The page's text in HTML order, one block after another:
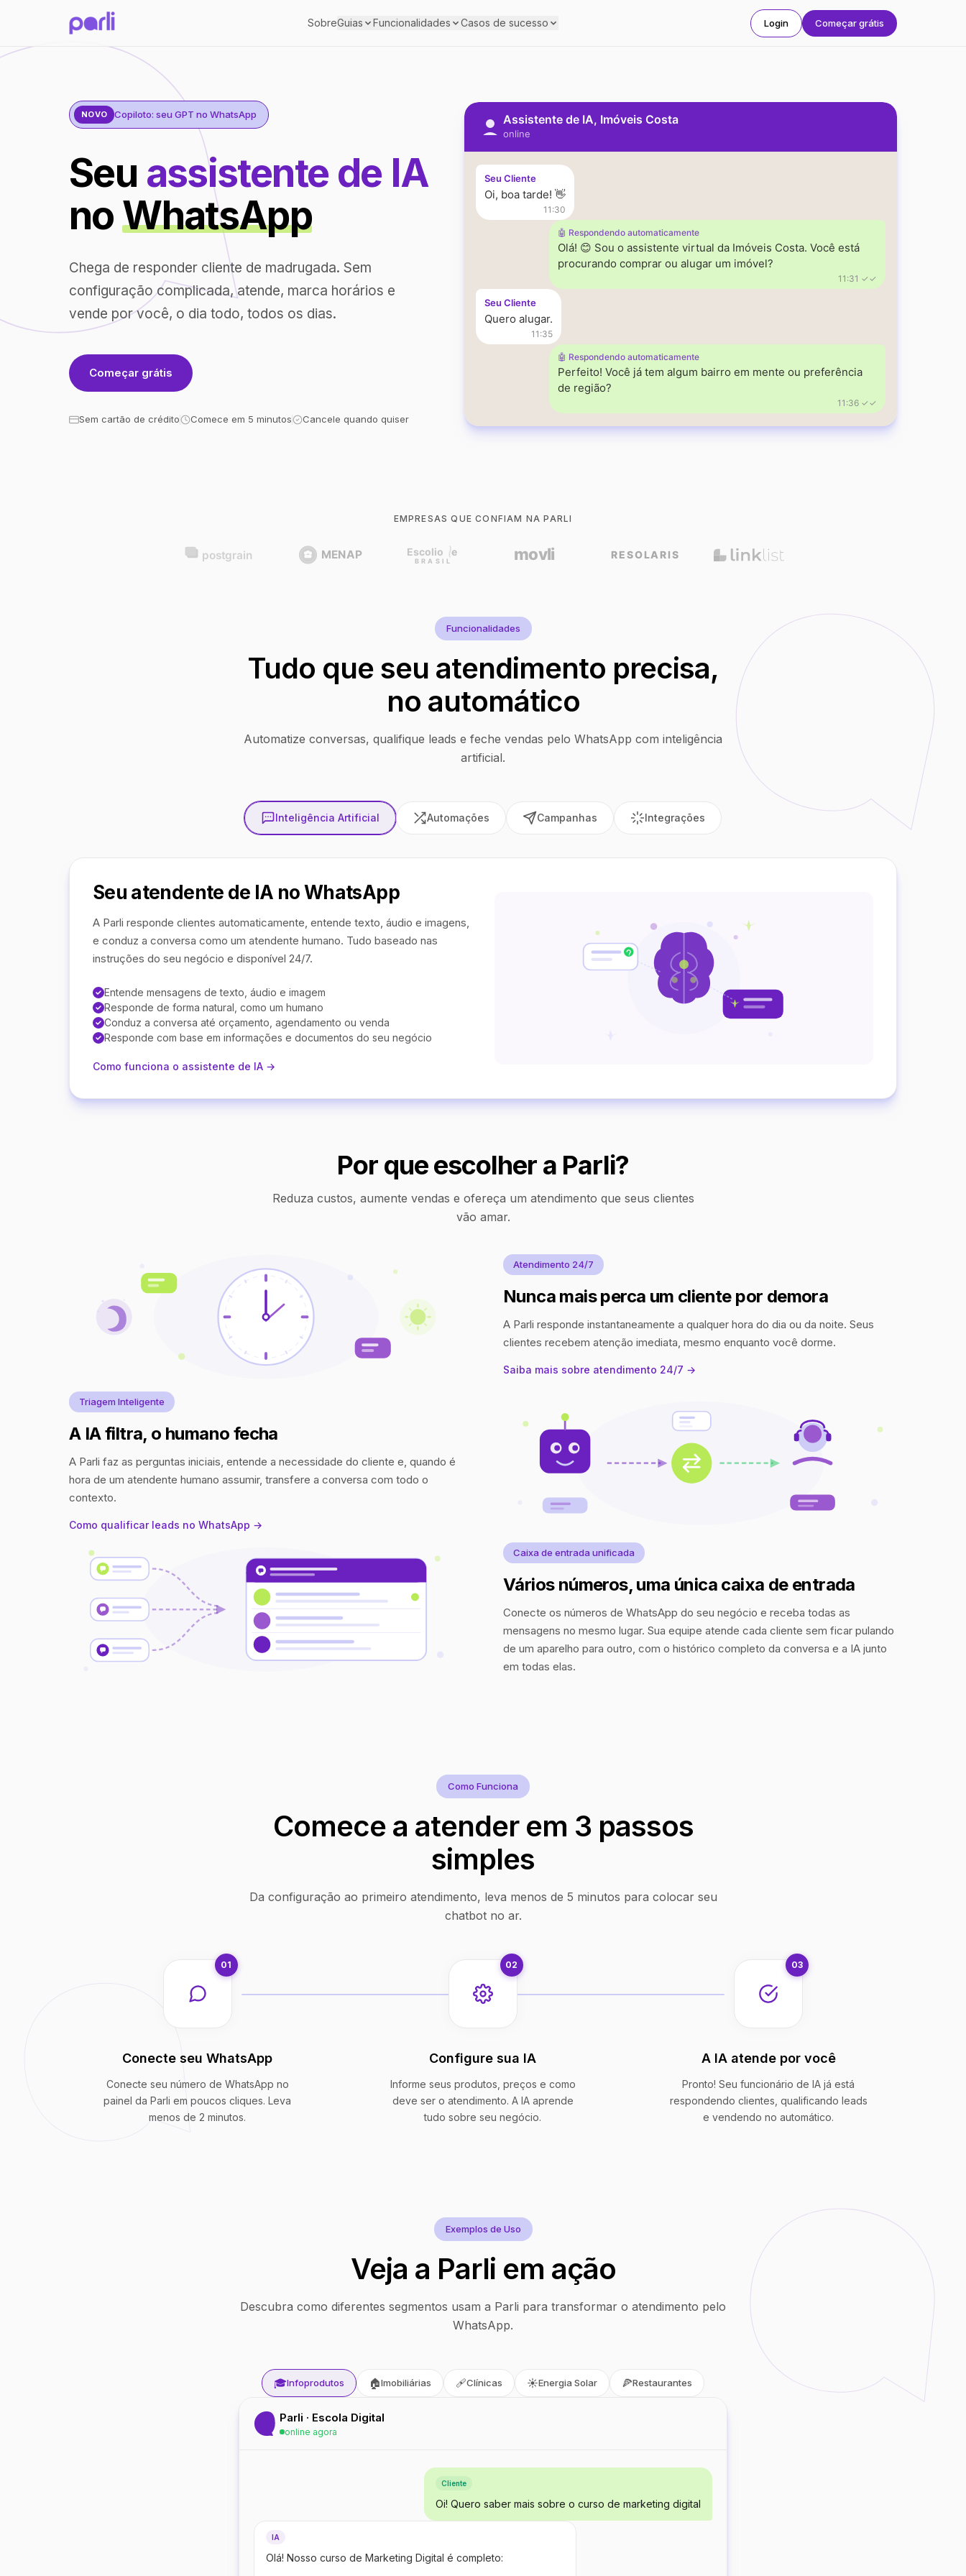
SobreGuias Funcionalidades Casos de sucesso Login Começar grátis
NOVO Copiloto: seu GPT no WhatsApp
Seu assistente de IA
noWhatsApp
Chega de responder cliente de madrugada. Sem
configuração complicada, atende, marca horários e
vende por você, o dia todo, todos os dias.
Começar grátis
Sem cartão de crédito Comece em 5 minutos Cancele quando quiser
Assistente de IA, Imóveis Costa
online
Seu Cliente
Oi, boa tarde! 👋
11:30
🤖 Respondendo automaticamente
Olá! 😊 Sou o assistente virtual da Imóveis Costa. Você está
procurando comprar ou alugar um imóvel?
11:31 ✓✓
Seu Cliente
Quero alugar.
11:35
🤖 Respondendo automaticamente
Perfeito! Você já tem algum bairro em mente ou preferência
de região?
11:36 ✓✓
EMPRESAS QUE CONFIAM NA PARLI
Funcionalidades
Tudo que seu atendimento precisa,
no automático
Automatize conversas, qualifique leads e feche vendas pelo WhatsApp com inteligência
artificial.
Inteligência Artificial Automações Campanhas Integrações
Seu atendente de IA no WhatsApp
A Parli responde clientes automaticamente, entende texto, áudio e imagens,
e conduz a conversa como um atendente humano. Tudo baseado nas
instruções do seu negócio e disponível 24/7.
Entende mensagens de texto, áudio e imagem
Responde de forma natural, como um humano
Conduz a conversa até orçamento, agendamento ou venda
Responde com base em informações e documentos do seu negócio
Como funciona o assistente de IA →
Por que escolher a Parli?
Reduza custos, aumente vendas e ofereça um atendimento que seus clientes
vão amar.
Atendimento 24/7
Nunca mais perca um cliente por demora
A Parli responde instantaneamente a qualquer hora do dia ou da noite. Seus
clientes recebem atenção imediata, mesmo enquanto você dorme.
Saiba mais sobre atendimento 24/7 →
Triagem Inteligente
A IA filtra, o humano fecha
A Parli faz as perguntas iniciais, entende a necessidade do cliente e, quando é
hora de um atendente humano assumir, transfere a conversa com todo o
contexto.
Como qualificar leads no WhatsApp →
Caixa de entrada unificada
Vários números, uma única caixa de entrada
Conecte os números de WhatsApp do seu negócio e receba todas as
mensagens no mesmo lugar. Sua equipe atende cada cliente sem ficar pulando
de um aparelho para outro, com o histórico completo da conversa e a IA junto
em todas elas.
Como Funciona
Comece a atender em 3 passos
simples
Da configuração ao primeiro atendimento, leva menos de 5 minutos para colocar seu
chatbot no ar.
01
Conecte seu WhatsApp
Conecte seu número de WhatsApp no
painel da Parli em poucos cliques. Leva
menos de 2 minutos.
02
Configure sua IA
Informe seus produtos, preços e como
deve ser o atendimento. A IA aprende
tudo sobre seu negócio.
03
A IA atende por você
Pronto! Seu funcionário de IA já está
respondendo clientes, qualificando leads
e vendendo no automático.
Exemplos de Uso
Veja a Parli em ação
Descubra como diferentes segmentos usam a Parli para transformar o atendimento pelo
WhatsApp.
🎓Infoprodutos 🏠Imobiliárias 🩹Clínicas ☀️Energia Solar 🍕Restaurantes
Parli · Escola Digital
online agora
Cliente
Oi! Quero saber mais sobre o curso de marketing digital
IA
Olá! Nosso curso de Marketing Digital é completo: